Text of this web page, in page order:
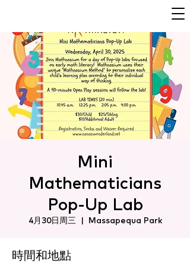
Mini
Mathematicians
Pop-Up Lab
4月30日周三
  |
Massapequa Park
時間和地點